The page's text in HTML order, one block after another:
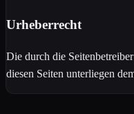
Urheberrecht
Die durch die
diesen Seiten unterliegen